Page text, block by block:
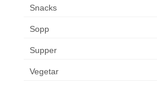
Snacks
Sopp
Supper
Vegetar